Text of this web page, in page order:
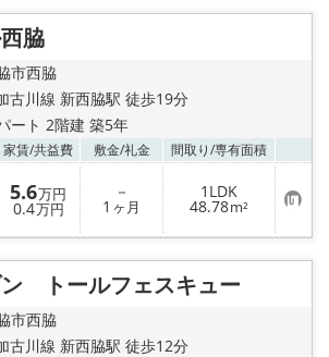
り
脇
市西脇
古川線 新西脇駅 徒歩19分
ート 2階建 築5年
家賃/共益費 敷金/礼金 間取り/専有面積
5.6万円
0.4万円
－
1 ヶ月
1LDK
48.78m² お
気
に
り
トールフェスキュー
市西脇
古川線 新西脇駅 徒歩12分